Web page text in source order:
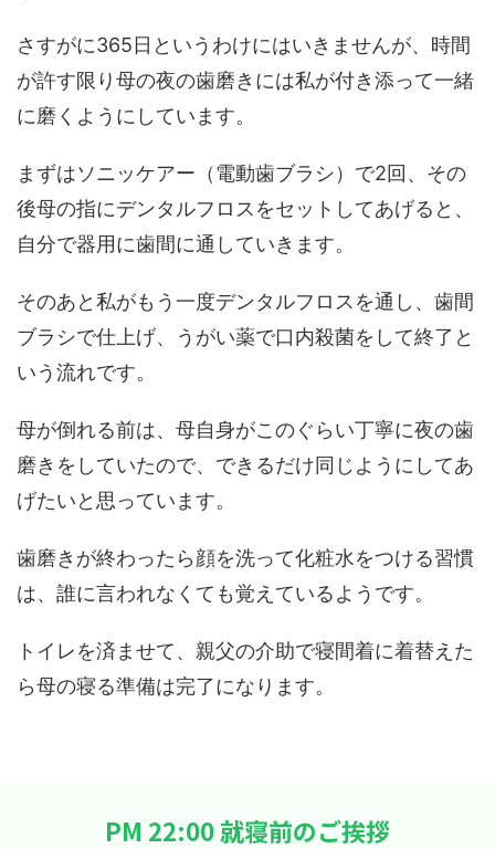
さすがに365日というわけにはいきませんが、時間
が許す限り母の夜の歯磨きには私が付き添って一緒
に磨くようにしています。
まずはソニッケアー（電動歯ブラシ）で2回、その
後母の指にデンタルフロスをセットしてあげると、
自分で器用に歯間に通していきます。
そのあと私がもう一度デンタルフロスを通し、歯間
ブラシで仕上げ、うがい薬で口内殺菌をして終了と
いう流れです。
母が倒れる前は、母自身がこのぐらい丁寧に夜の歯
磨きをしていたので、できるだけ同じようにしてあ
げたいと思っています。
歯磨きが終わったら顔を洗って化粧水をつける習慣
は、誰に言われなくても覚えているようです。
トイレを済ませて、親父の介助で寝間着に着替えた
ら母の寝る準備は完了になります。
PM 22:00 就寝前のご挨拶